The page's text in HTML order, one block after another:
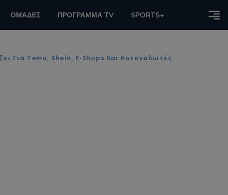
ΟΜΑΔΕΣ ΠΡΟΓΡΑΜΜΑ TV SPORTS+
Για Temu, Shein, E-Shops Και Καταναλωτές